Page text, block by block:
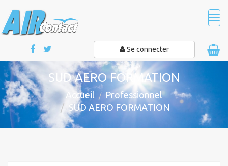
Se connecter
SUD AERO FORMATION
Accueil
Professionnel
SUD AERO FORMATION